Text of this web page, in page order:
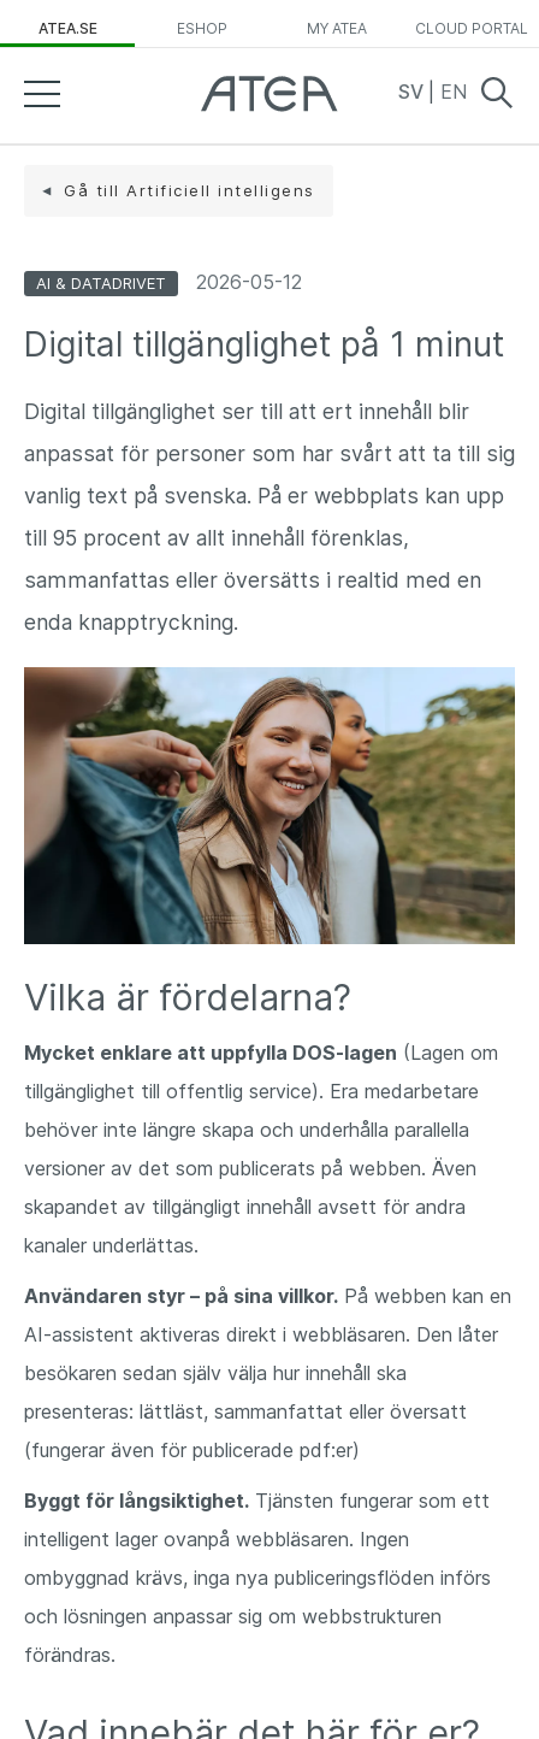
ATEA.SE ESHOP MY ATEA CLOUD PORTAL
SV EN
Gå till Artificiell intelligens
AI & DATADRIVET 2026-05-12
Digital tillgänglighet på 1 minut
Digital tillgänglighet ser till att ert innehåll blir
anpassat för personer som har svårt att ta till sig
vanlig text på svenska. På er webbplats kan upp
till 95 procent av allt innehåll förenklas,
sammanfattas eller översätts i realtid med en
enda knapptryckning.
Vilka är fördelarna?
Mycket enklare att uppfylla DOS-lagen (Lagen om
tillgänglighet till offentlig service). Era medarbetare
behöver inte längre skapa och underhålla parallella
versioner av det som publicerats på webben. Även
skapandet av tillgängligt innehåll avsett för andra
kanaler underlättas.
Användaren styr – på sina villkor. På webben kan en
AI-assistent aktiveras direkt i webbläsaren. Den låter
besökaren sedan själv välja hur innehåll ska
presenteras: lättläst, sammanfattat eller översatt
(fungerar även för publicerade pdf:er)
Byggt för långsiktighet. Tjänsten fungerar som ett
intelligent lager ovanpå webbläsaren. Ingen
ombyggnad krävs, inga nya publiceringsflöden införs
och lösningen anpassar sig om webbstrukturen
förändras.